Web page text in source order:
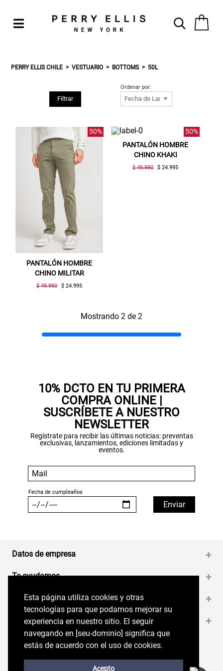
Esta página utiliza cookies y otras
tecnologías para que podamos mejorar su
experiencia en nuestro sitio. El seguir
navegando en perryellis.cl significa que estás
de acuerdo con el uso de cookies.
Acepto
Esta página utiliza cookies y otras
tecnologías para que podamos mejorar su
experiencia en nuestro sitio. El seguir
navegando en [seu-dominio] significa que
estás de acuerdo con el uso de cookies.
Acepto
PERRY ELLIS CHILE VESTUARIO BOTTOMS 50L
Filtrar
Ordenar por:
50%
PANTALÓN HOMBRE
CHINO MILITAR
$ 49.990 $ 24.995
50%
PANTALÓN HOMBRE
CHINO KHAKI
$ 49.990 $ 24.995
Mostrando 2 de 2
10% DCTO EN TU PRIMERA
COMPRA ONLINE |
SUSCRÍBETE A NUESTRO
NEWSLETTER
Regístrate para recibir las últimas noticias: preventas
exclusivas, lanzamientos, ediciones limitadas y
eventos.
Gracias por inscribirte!
Datos de empresa +
Te ayudamos +
Medios de pago +
Contáctanos +
Síguenos en nuestras RRSS
Trabaja con Nosotros